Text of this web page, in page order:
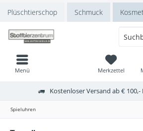
Plüschtierschop Schmuck
Menü Merkzettel
Kostenloser Versand ab €
Spieluhren